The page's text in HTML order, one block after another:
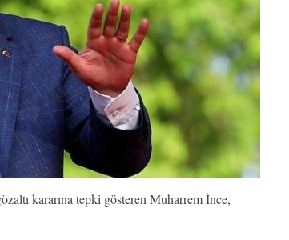
kararına tepki gösteren Muharrem İnce,